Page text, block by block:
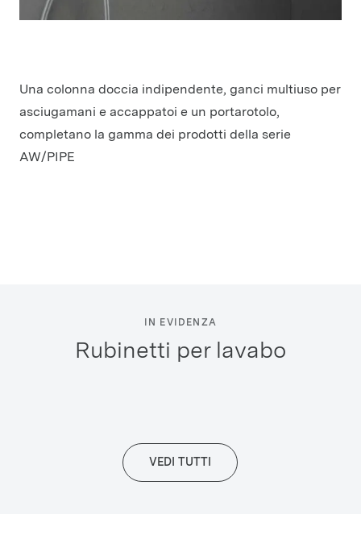
Una colonna doccia indipendente, ganci multiuso per
asciugamani e accappatoi e un portarotolo,
completano la gamma dei prodotti della serie
AW/PIPE
IN EVIDENZA
rubinetti per lavabo
VEDI TUTTI